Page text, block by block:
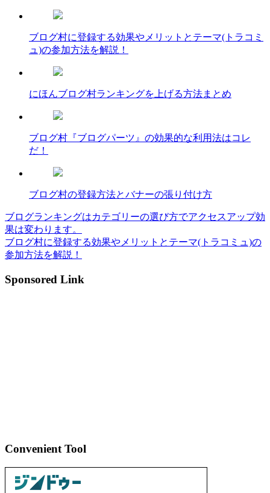
ブログ村に登録する効果やメリットとテーマ(トラコミ
ュ)の参加方法を解説！
にほんブログ村ランキングを上げる方法まとめ
ブログ村『ブログパーツ』の効果的な利用法はコレ
だ！
ブログ村の登録方法とバナーの張り付け方
投
稿
ナ
ビ
ブログランキングはカテゴリーの選び方でアクセスアップ効
果は変わります。
ブログ村に登録する効果やメリットとテーマ(トラコミュ)の
参加方法を解説！
Sponsored Link
Convenient Tool